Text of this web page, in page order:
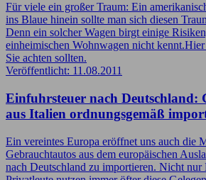
Für viele ein großer Traum: Ein
ins Blaue hinein sollte man sich diesen
Denn ein solcher Wagen birgt einige
einheimischen Wohnwagen nicht
Sie achten sollten.
Veröffentlicht: 11.08.2011
Einfuhrsteuer nach Deutschland:
aus Italien ordnungsgemäß
Ein vereintes Europa eröffnet uns auch die
Gebrauchtautos aus dem europäischen
nach Deutschland zu importieren. Nicht nur